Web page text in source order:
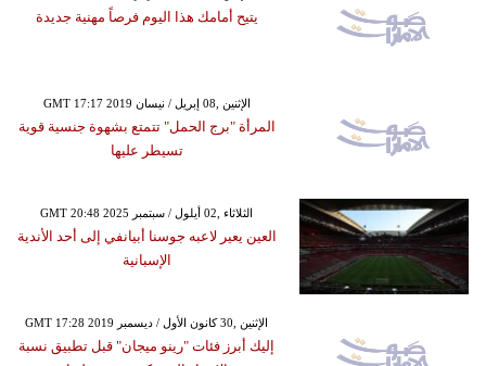
يتيح أمامك هذا اليوم فرصاً مهنية جديدة
GMT 17:17 2019 الإثنين ,08 إبريل / نيسان
المرأة "برج الحمل" تتمتع بشهوة جنسية قوية
تسيطر عليها
GMT 20:48 2025 الثلاثاء ,02 أيلول / سبتمبر
العين يعير لاعبه جوسنا أبيانفي إلى أحد الأندية
الإسبانية
GMT 17:28 2019 الإثنين ,30 كانون الأول / ديسمبر
إليك أبرز فئات "رينو ميجان" قبل تطبيق نسبة